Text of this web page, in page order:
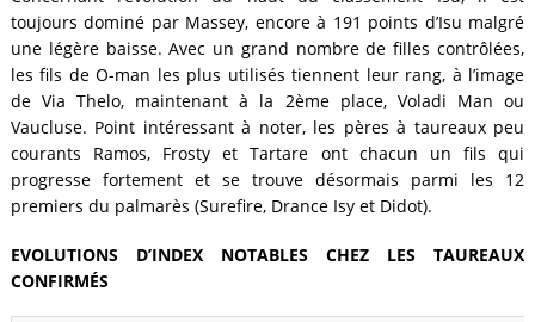
toujours dominé par Massey, encore à 191 points d’Isu malgré
une légère baisse. Avec un grand nombre de filles contrôlées,
les fils de O-man les plus utilisés tiennent leur rang, à l’image
de Via Thelo, maintenant à la 2ème place, Voladi Man ou
Vaucluse. Point intéressant à noter, les pères à taureaux peu
courants Ramos, Frosty et Tartare ont chacun un fils qui
progresse fortement et se trouve désormais parmi les 12
premiers du palmarès (Surefire, Drance Isy et Didot).
EVOLUTIONS D’INDEX NOTABLES CHEZ LES TAUREAUX
CONFIRMÉS